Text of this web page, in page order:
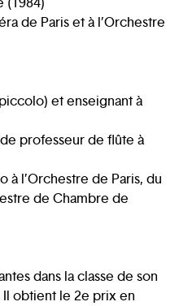
de Paris et à l’Orchestre
et enseignant à
professeur de flûte à
l’Orchestre de Paris, du
de Chambre de
dans la classe de son
Il obtient le 2e prix en